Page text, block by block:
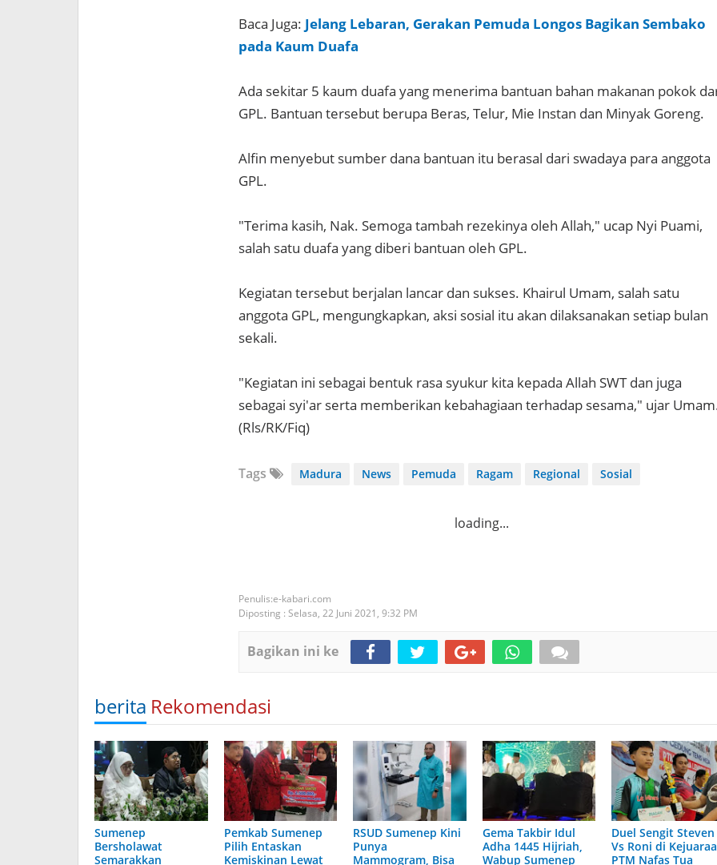
Baca Juga: Jelang Lebaran, Gerakan Pemuda Longos Bagikan Sembako
pada Kaum Duafa
Ada sekitar 5 kaum duafa yang menerima bantuan bahan makanan pokok
GPL. Bantuan tersebut berupa Beras, Telur, Mie Instan dan Minyak Goreng.
Alfin menyebut sumber dana bantuan itu berasal dari swadaya para anggota
GPL.
"Terima kasih, Nak. Semoga tambah rezekinya oleh Allah," ucap Nyi Puami,
salah satu duafa yang diberi bantuan oleh GPL.
Kegiatan tersebut berjalan lancar dan sukses. Khairul Umam, salah satu
anggota GPL, mengungkapkan, aksi sosial itu akan dilaksanakan setiap bulan
sekali.
"Kegiatan ini sebagai bentuk rasa syukur kita kepada Allah SWT dan juga
sebagai syi'ar serta memberikan kebahagiaan terhadap sesama," ujar
(Rls/RK/Fiq)
Tags Madura News Pemuda Ragam Regional Sosial
loading...
e-kabari.com
Diposting : Selasa, 22 Juni 2021, 9:32 PM
Bagikan ini ke
berita Rekomendasi
Sumenep
Bersholawat
Semarakkan
Pemkab Sumenep
Pilih Entaskan
Kemiskinan Lewat
RSUD Sumenep Kini
Punya
Mammogram, Bisa
Gema Takbir Idul
Adha 1445 Hijriah,
Wabup Sumenep
Duel Sengit Steven
Vs Roni di
PTM Nafas Tua